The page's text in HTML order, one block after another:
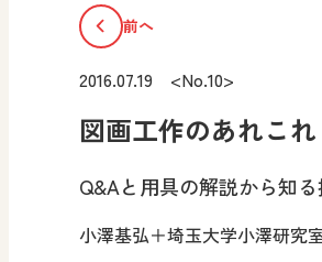
前へ
2016.07.19 <No.10>
図画工作のあれこれ
Q&Aと用具の解説から知
小澤基弘＋埼玉大学小澤研